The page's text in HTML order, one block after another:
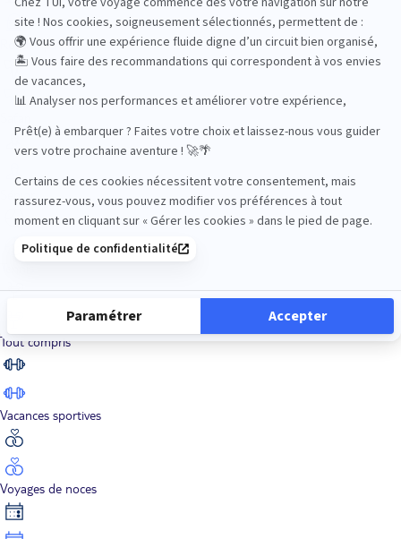
Road Trips
Sénior
Tout compris
Vacances sportives
Voyages de noces